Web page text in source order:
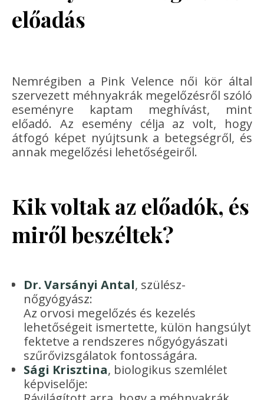
előadás
Nemrégiben a Pink Velence női kör által
szervezett méhnyakrák megelőzésről szóló
eseményre kaptam meghívást, mint
előadó. Az esemény célja az volt, hogy
átfogó képet nyújtsunk a betegségről, és
annak megelőzési lehetőségeiről.
Kik voltak az előadók, és
miről beszéltek?
Dr. Varsányi Antal, szülész-
nőgyógyász:
Az orvosi megelőzés és kezelés
lehetőségeit ismertette, külön hangsúlyt
fektetve a rendszeres nőgyógyászati
szűrővizsgálatok fontosságára.
Sági Krisztina, biologikus szemlélet
képviselője: